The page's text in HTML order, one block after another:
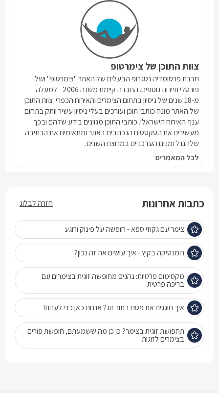
צוות התוכן של צימרטופ
חברת פרסומדיה נטגרופ הבעלים של האתר "צימרטופ" ושל
פורטלי תיירות נוספים. החברה קיימת משנה 2006 - למעלה
מ-18 שנים של ניסיון בתחום הצימרים והאירוח הכפרי. צוות התוכן
של האתר מונה כותבי תוכן ועורכים בעלי ניסיון עשיר וותק בתחום
ענף האירוח הישראלי. כותבי התוכן מגוונים בידע שלהם ובכך
מעשירים את הטקסטים הנכתבים באתר ומתאימים את הכתיבה
שלהם לזמנים העדכניים במרוצת השנים.
לכל המאמרים
כתבות אחרונות
צימר עם גקוזי ספא - חופשה על פינוק ורוגע
רומנטיקה בקיץ - איך עושים את זה נכון?
מקסימום פרטיות: נהנים מחופשה זוגית בצימרים עם
בריכה פרטית
איך חוגגים את פסח בתור זוג? אנחנו כאן כדי לענות!
תחפושת זוגית בצימר? כן כן מה ששמעתם, חופשת פורים
בצימרים לזוגות
חזרה לבלוג